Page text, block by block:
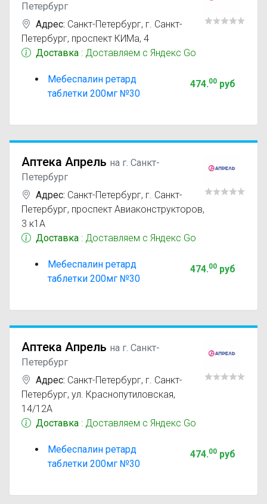
Петербург
Адрес: Санкт-Петербург, г. Санкт-
Петербург, проспект КИМа, 4
Доставка : Доставляем с Яндекс Go
Мебеспалин ретард
таблетки 200мг №30
474.00руб
Аптека Апрель на г. Санкт-
Петербург
Адрес: Санкт-Петербург, г. Санкт-
Петербург, проспект Авиаконструкторов,
3 к1А
Доставка : Доставляем с Яндекс Go
Мебеспалин ретард
таблетки 200мг №30
474.00руб
Аптека Апрель на г. Санкт-
Петербург
Адрес: Санкт-Петербург, г. Санкт-
Петербург, ул. Краснопутиловская,
14/12А
Доставка : Доставляем с Яндекс Go
Мебеспалин ретард
таблетки 200мг №30
474.00руб